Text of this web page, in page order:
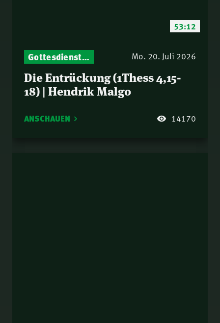
53:12
Gottesdienst-Botschaften – Jeden Sonntag neu: Aktuelle Predigten vom Mitternachtsruf Mo. 20. Juli 2026
Die Entrückung (1Thess 4,15-
18) | Hendrik Malgo
ANSCHAUEN 14170